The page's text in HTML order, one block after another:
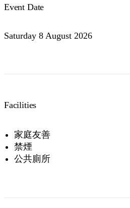
Event Date
Saturday 8 August 2026
Facilities
家庭友善
禁煙
公共廁所